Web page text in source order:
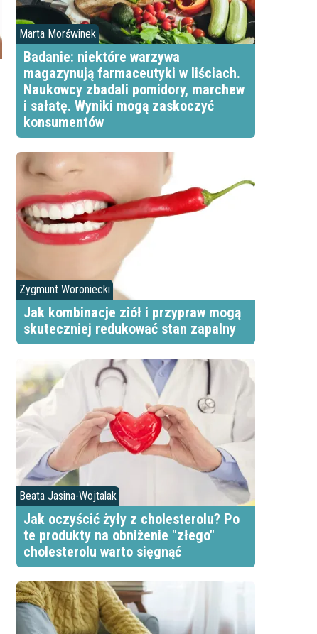
Marta Morświnek
Badanie: niektóre warzywa
magazynują farmaceutyki w liściach.
Naukowcy zbadali pomidory, marchew
i sałatę. Wyniki mogą zaskoczyć
konsumentów
Zygmunt Woroniecki
Jak kombinacje ziół i przypraw mogą
skuteczniej redukować stan zapalny
Beata Jasina-Wojtalak
Jak oczyścić żyły z cholesterolu? Po
te produkty na obniżenie "złego"
cholesterolu warto sięgnąć